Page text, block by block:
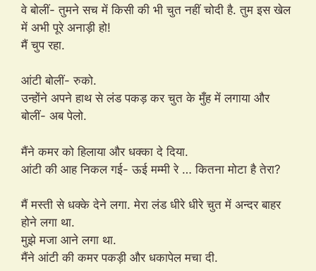
वे बोलीं- तुमने सच में किसी की भी चुत नहीं चोदी है. तुम इस खेल
में अभी पूरे अनाड़ी हो!
मैं चुप रहा.
आंटी बोलीं- रुको.
उन्होंने अपने हाथ से लंड पकड़ कर चुत के मुँह में लगाया और
बोलीं- अब पेलो.
मैंने कमर को हिलाया और धक्का दे दिया.
आंटी की आह निकल गई- ऊई मम्मी रे … कितना मोटा है तेरा?
मैं मस्ती से धक्के देने लगा. मेरा लंड धीरे धीरे चुत में अन्दर बाहर
होने लगा था.
मुझे मजा आने लगा था.
मैंने आंटी की कमर पकड़ी और धकापेल मचा दी.